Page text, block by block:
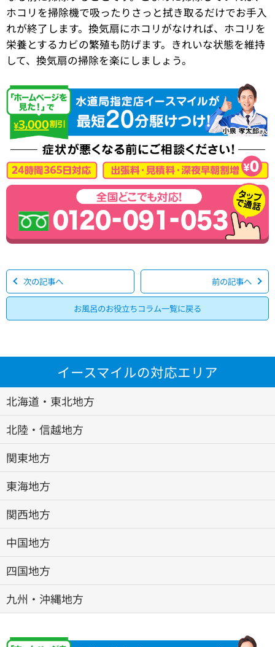
ホコリを掃除機で吸ったりさっと拭き取るだけでお手入
れが終了します。換気扇にホコリがなければ、ホコリを
栄養とするカビの繁殖も防げます。きれいな状態を維持
して、換気扇の掃除を楽にしましょう。
次の記事へ
お風呂のお役立ちコラム一覧に戻る
前の記事へ
イースマイルの対応エリア
北海道・東北地方
北陸・信越地方
関東地方
東海地方
関西地方
中国地方
四国地方
九州・沖縄地方